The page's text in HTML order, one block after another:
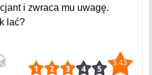
i zwraca mu uwagę.
lać?
3.43